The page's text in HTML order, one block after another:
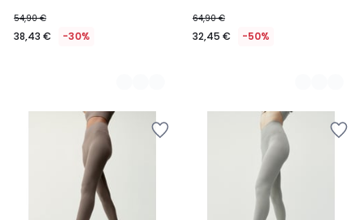
54,90 €
38,43 € -30%
64,90 €
32,45 € -50%